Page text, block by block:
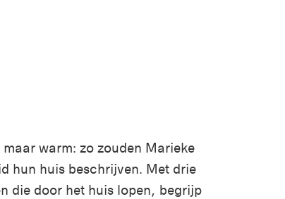
maar warm: zo zouden Marieke
hun huis beschrijven. Met drie
die door het huis lopen, begrijp